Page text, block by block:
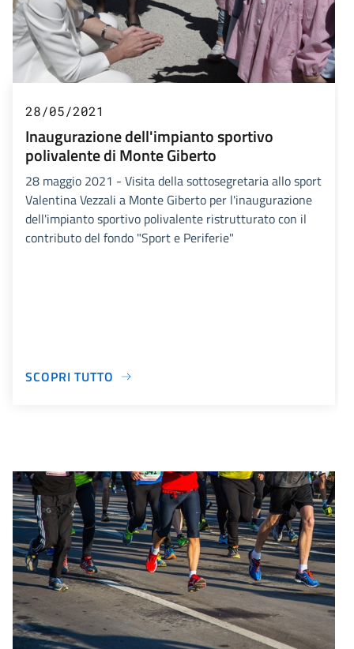
28/05/2021
Inaugurazione dell'impianto sportivo
polivalente di Monte Giberto
28 maggio 2021 - Visita della sottosegretaria allo sport
Valentina Vezzali a Monte Giberto per l'inaugurazione
dell'impianto sportivo polivalente ristrutturato con il
contributo del fondo "Sport e Periferie"
SCOPRI TUTTO